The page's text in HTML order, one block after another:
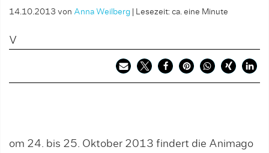
14.10.2013 von Anna Weilberg Lesezeit: ca. eine Minute
V
om 24. bis 25. Oktober 2013 findert die Animago